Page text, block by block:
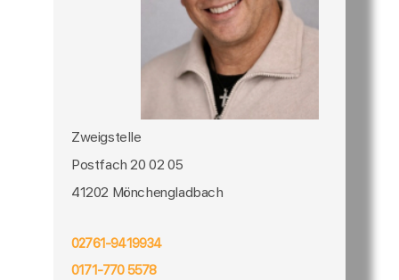
Zweigstelle
Postfach 20 02 05
41202 Mönchengladbach
02761-9419934
0171-770 5578